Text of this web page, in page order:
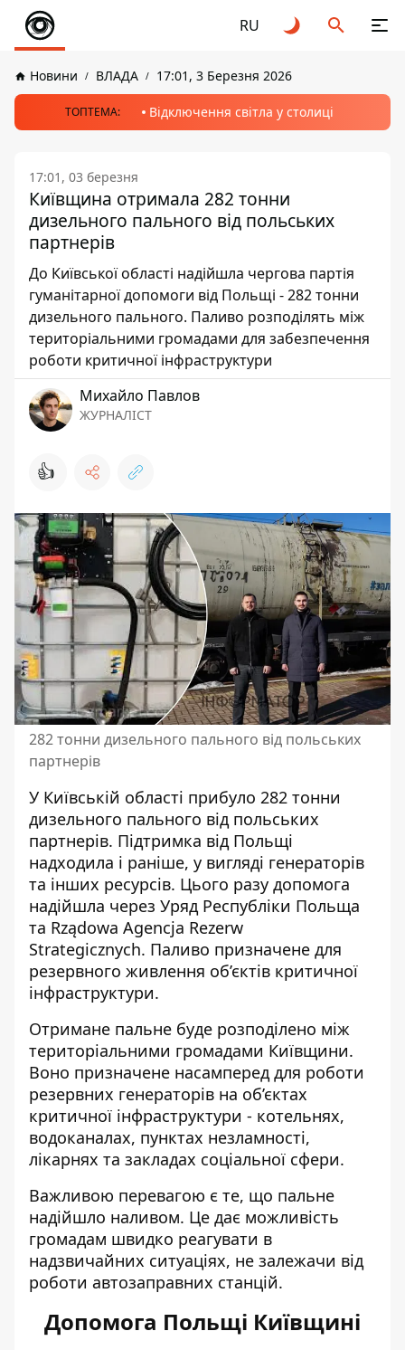
RU
Новини ВЛАДА 17:01, 3 Березня 2026
ТОПТЕМА: Відключення світла у столиці
17:01, 03 березня
Київщина отримала 282 тонни
дизельного пального від польських
партнерів
До Київської області надійшла чергова партія
гуманітарної допомоги від Польщі - 282 тонни
дизельного пального. Паливо розподілять між
територіальними громадами для забезпечення
роботи критичної інфраструктури
Михайло Павлов
ЖУРНАЛІСТ
👍
282 тонни дизельного пального від польських
партнерів
У Київській області прибуло 282 тонни
дизельного пального від польських
партнерів. Підтримка від Польщі
надходила і раніше, у вигляді генераторів
та інших ресурсів. Цього разу допомога
надійшла через Уряд Республіки Польща
та Rządowa Agencja Rezerw
Strategicznych. Паливо призначене для
резервного живлення об’єктів критичної
інфраструктури.
Отримане пальне буде розподілено між
територіальними громадами Київщини.
Воно призначене насамперед для роботи
резервних генераторів на об’єктах
критичної інфраструктури - котельнях,
водоканалах, пунктах незламності,
лікарнях та закладах соціальної сфери.
Важливою перевагою є те, що пальне
надійшло наливом. Це дає можливість
громадам швидко реагувати в
надзвичайних ситуаціях, не залежачи від
роботи автозаправних станцій.
Допомога Польщі Київщині